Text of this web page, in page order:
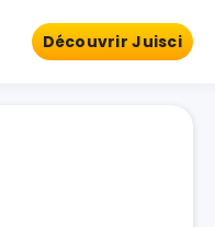
Découvrir Juisci